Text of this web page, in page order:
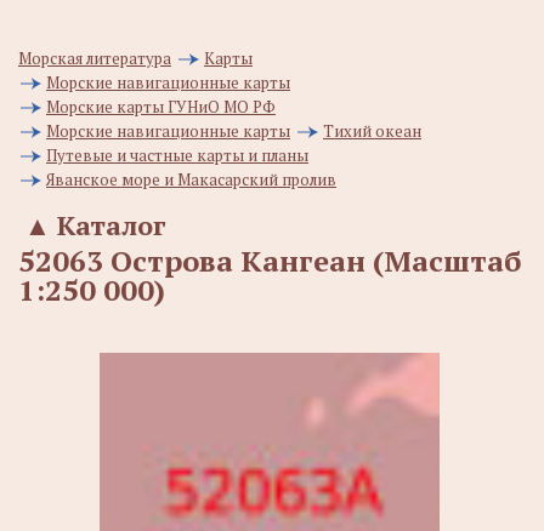
Морская литература
Карты
Морские навигационные карты
Морские карты ГУНиО МО РФ
Морские навигационные карты
Тихий океан
Путевые и частные карты и планы
Яванское море и Макасарский пролив
Каталог
▲
52063 Острова Кангеан (Масштаб
1:250 000)